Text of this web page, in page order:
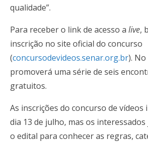
qualidade”.
Para receber o link de acesso a live,
inscrição no site oficial do concurso
(concursodevideos.senar.org.br).
promoverá uma série de seis
gratuitos.
As inscrições do concurso de vídeos
dia 13 de julho, mas os
o edital para conhecer as regras,